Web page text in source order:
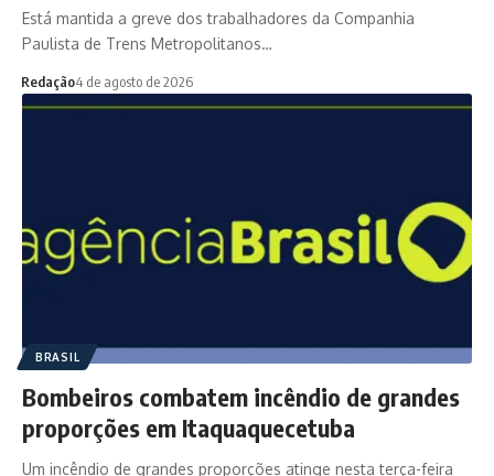
Está mantida a greve dos trabalhadores da Companhia
Paulista de Trens Metropolitanos…
Redação4 de agosto de 2026
BRASIL
Bombeiros combatem incêndio de grandes
proporções em Itaquaquecetuba
Um incêndio de grandes proporções atinge nesta terça-feira